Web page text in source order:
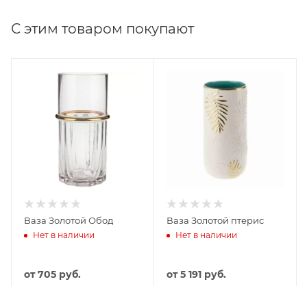
С этим товаром покупают
Ваза Золотой Обод
Нет в наличии
от705 руб.
Ваза Золотой птерис
Нет в наличии
от5 191 руб.